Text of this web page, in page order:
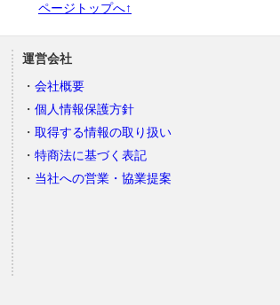
ページトップへ↑
運営会社
会社概要
個人情報保護方針
取得する情報の取り扱い
特商法に基づく表記
当社への営業・協業提案